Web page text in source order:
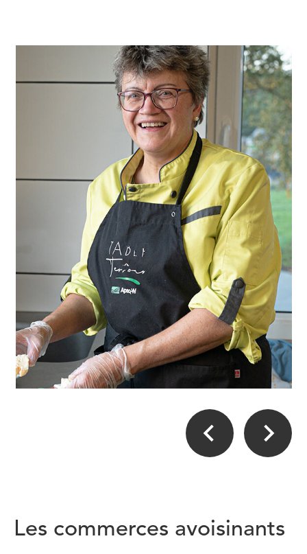
Les commerces avoisinants